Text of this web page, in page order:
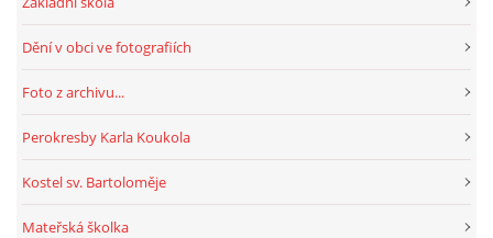
Dění v obci ve fotografiích
Foto z archivu...
Perokresby Karla Koukola
Kostel sv. Bartoloměje
Mateřská školka